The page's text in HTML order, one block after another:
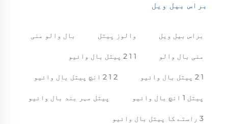
براس بیل ویل
براس بیل ویل والوز پیتل بال والو منی
منی بال والو 1 1 2 پیتل بال وائیو
1 2 پیتل بال وائیو 2 1 2 انچ پیتل بال وائیو
پیتل 1 انچ بال وائیو پیتل مہر بند بال وائیو
3 راستے کا پیتل بال وائیو